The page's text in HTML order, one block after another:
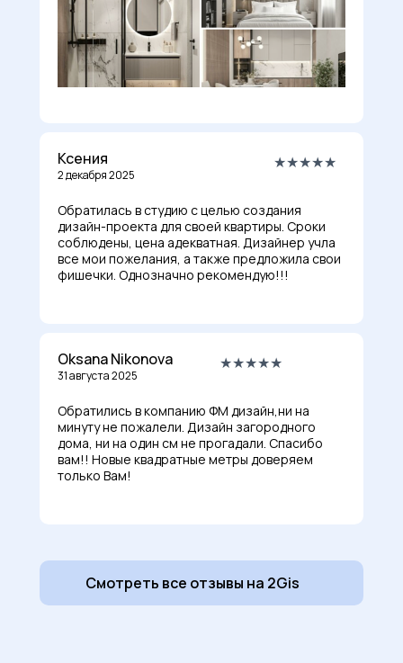
Обратилась в студию с целью создания
дизайн-проекта для своей квартиры. Сроки
соблюдены, цена адекватная. Дизайнер учла
все мои пожелания, а также предложила свои
фишечки. Однозначно рекомендую!!!
2 декабря 2025
Ксения ★★★★★
Обратились в компанию ФМ дизайн,ни на
минуту не пожалели. Дизайн загородного
дома, ни на один см не прогадали. Спасибо
вам!! Новые квадратные метры доверяем
только Вам!
31 августа 2025
Oksana Nikonova ★★★★★
Смотреть все отзывы на 2Gis